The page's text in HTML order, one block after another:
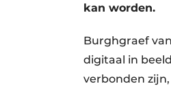
kan worden.
Burghgraef
digitaal in
verbonden